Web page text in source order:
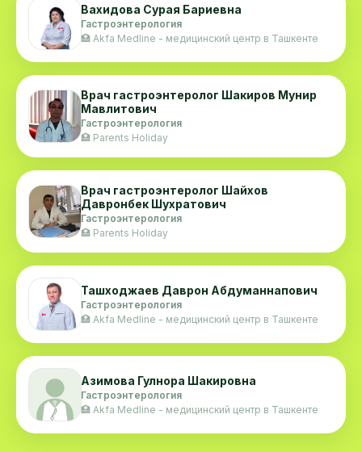
Вахидова Сурая Бариевна
Гастроэнтерология
🏥 Akfa Medline - медицинский центр в Ташкенте
Врач гастроэнтеролог Шакиров Мунир
Мавлитович
Гастроэнтерология
🏥 Parents Holiday
Врач гастроэнтеролог Шайхов
Давронбек Шухратович
Гастроэнтерология
🏥 Parents Holiday
Ташходжаев Даврон Абдуманнапович
Гастроэнтерология
🏥 Akfa Medline - медицинский центр в Ташкенте
Азимова Гулнора Шакировна
Гастроэнтерология
🏥 Akfa Medline - медицинский центр в Ташкенте